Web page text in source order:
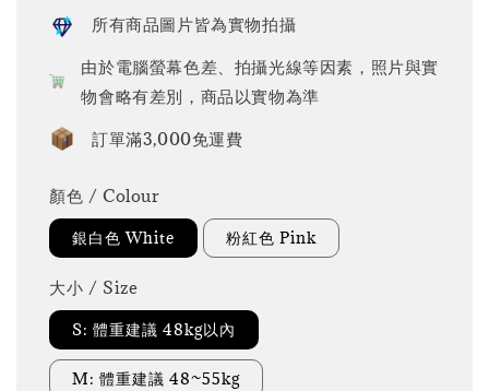
所有商品圖片皆為實物拍攝
由於電腦螢幕色差、拍攝光線等因素，照片與實
物會略有差別，商品以實物為準
訂單滿3,000免運費
顏色 / Colour
銀白色 White 粉紅色 Pink
大小 / Size
S: 體重建議 48kg以內
M: 體重建議 48~55kg